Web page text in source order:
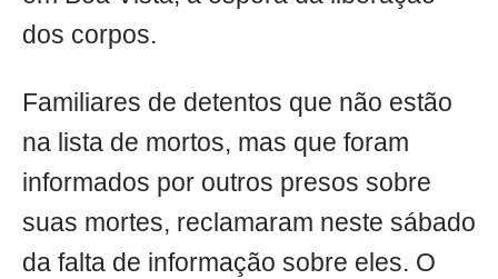
dos corpos.
Familiares de detentos que não estão
na lista de mortos, mas que foram
informados por outros presos sobre
suas mortes, reclamaram neste sábado
da falta de informação sobre eles. O